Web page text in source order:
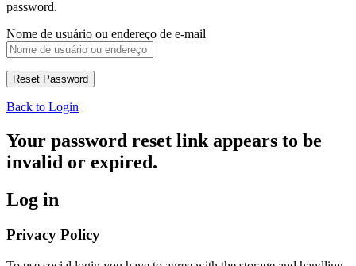
password.
Nome de usuário ou endereço de e-mail
Back to Login
Your password reset link appears to be
invalid or expired.
Log in
Privacy Policy